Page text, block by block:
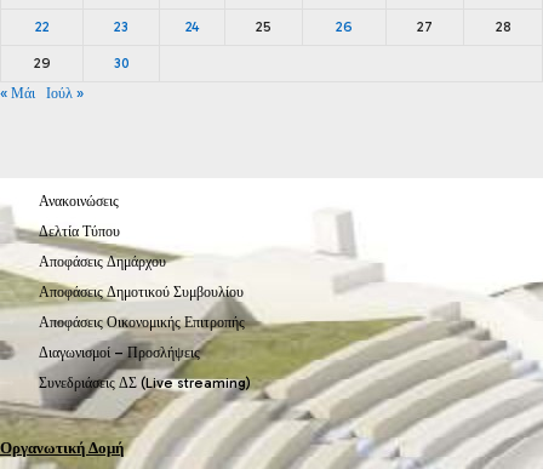
22 23 24 25 26 27 28
29
30
« Μάι
Ιούλ »
Ανακοινώσεις
Δελτία Τύπου
Αποφάσεις Δημάρχου
Αποφάσεις Δημοτικού Συμβουλίου
Αποφάσεις Οικονομικής Επιτροπής
Διαγωνισμοί – Προσλήψεις
Συνεδριάσεις ΔΣ (Live streaming)
Οργανωτική Δομή